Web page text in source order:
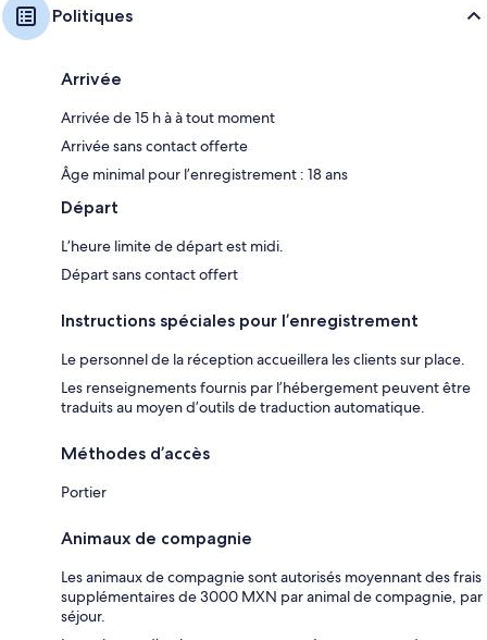
Politiques
Arrivée
Arrivée de 15 h à à tout moment
Arrivée sans contact offerte
Âge minimal pour l’enregistrement : 18 ans
Départ
L’heure limite de départ est midi.
Départ sans contact offert
Instructions spéciales pour l’enregistrement
Le personnel de la réception accueillera les clients sur place.
Les renseignements fournis par l’hébergement peuvent être
traduits au moyen d’outils de traduction automatique.
Méthodes d’accès
Portier
Animaux de compagnie
Les animaux de compagnie sont autorisés moyennant des frais
supplémentaires de 3000 MXN par animal de compagnie, par
séjour.